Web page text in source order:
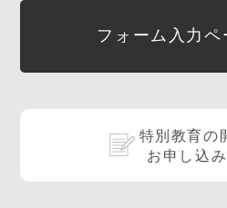
フォーム入力ペ
特別教育の
お申し込